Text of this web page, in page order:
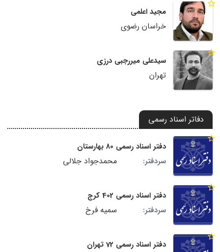
مجید اعلمی
خراسان رضوی
سیدعلی میررجبی درزی
تهران
دفاتر اسناد رسمی
دفتر اسناد رسمی 80 بهارستان
سردفتر:
محمدجواد جلالی
دفتر اسناد رسمی 402 کرج
سردفتر:
سمیه فرخ
دفتر اسناد رسمی 72 تهران